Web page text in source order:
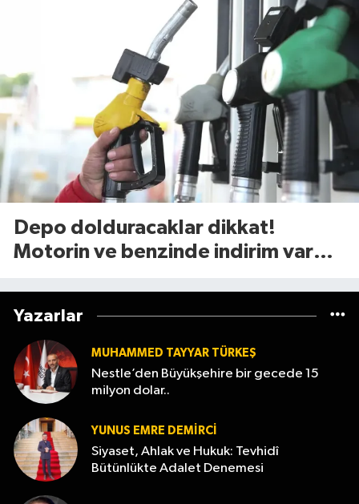
Depo dolduracaklar dikkat!
Motorin ve benzinde indirim var
Yazarlar
MUHAMMED TAYYAR TÜRKEŞ
Nestle’den Büyükşehire bir gecede 15
milyon dolar..
YUNUS EMRE DEMIRCI
Siyaset, Ahlak ve Hukuk: Tevhidî
Bütünlükte Adalet Denemesi